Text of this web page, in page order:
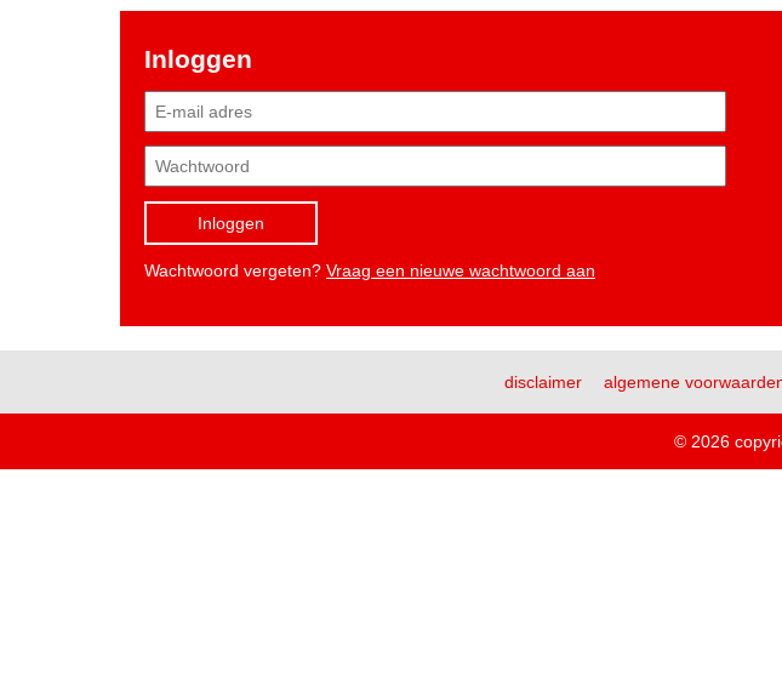
Inloggen
Inloggen
Wachtwoord vergeten? Vraag een nieuwe wachtwoord aan
disclaimer algemene
© 2026